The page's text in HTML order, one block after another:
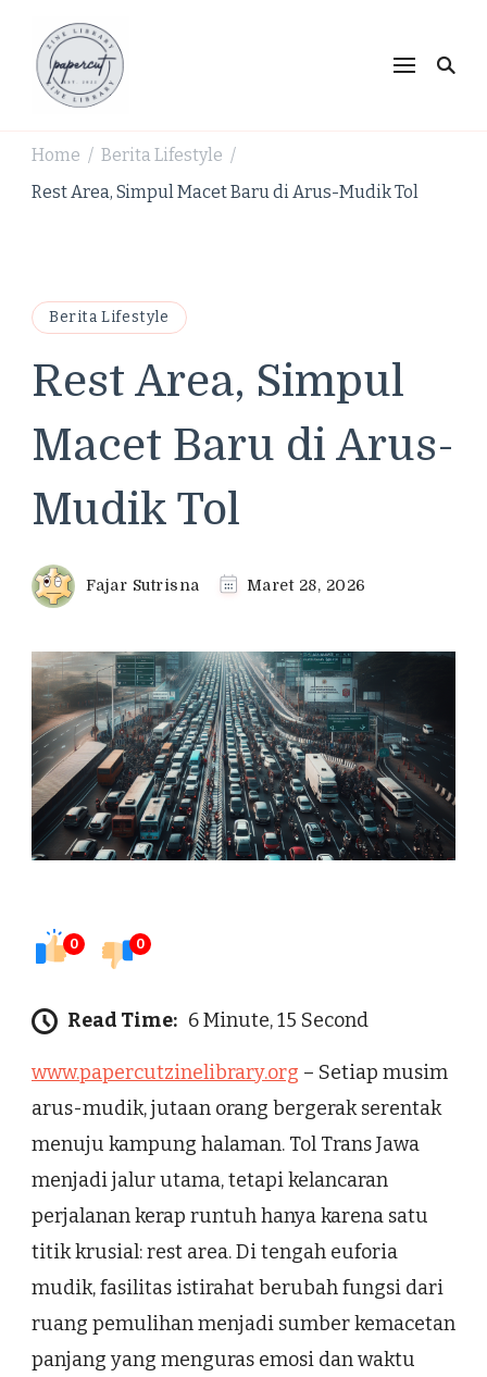
PaperCut Zine Library |
Produktivitas & Inspirasi
Kreatif
Ikuti cerita gaya hidup, kebiasaan positif, serta
Home / Berita Lifestyle /
Rest Area, Simpul Macet Baru di Arus-Mudik Tol
Berita Lifestyle
Rest Area, Simpul
Macet Baru di Arus-
Mudik Tol
Fajar Sutrisna Maret 28, 2026
0 0
Read Time: 6 Minute, 15 Second
www.papercutzinelibrary.org – Setiap musim
arus-mudik, jutaan orang bergerak serentak
menuju kampung halaman. Tol Trans Jawa
menjadi jalur utama, tetapi kelancaran
perjalanan kerap runtuh hanya karena satu
titik krusial: rest area. Di tengah euforia
mudik, fasilitas istirahat berubah fungsi dari
ruang pemulihan menjadi sumber kemacetan
panjang yang menguras emosi dan waktu